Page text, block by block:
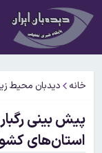
خانه دیدبان محیط
پیش بینی
استان‌های